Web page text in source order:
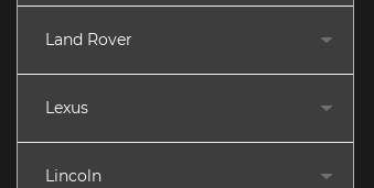
Land Rover
Lexus
Lincoln